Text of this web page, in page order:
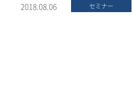
2018.08.06 セミナー